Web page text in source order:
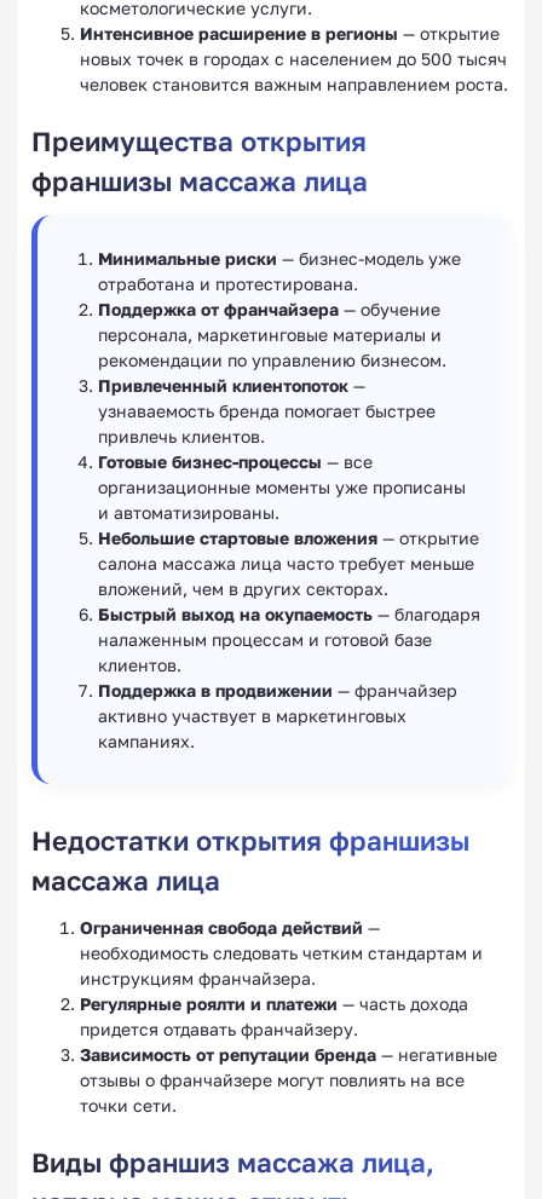
косметологические услуги.
Интенсивное расширение в регионы — открытие
новых точек в городах с населением до 500 тысяч
человек становится важным направлением роста.
Преимущества открытия
франшизы массажа лица
Минимальные риски — бизнес-модель уже
отработана и протестирована.
Поддержка от франчайзера — обучение
персонала, маркетинговые материалы и
рекомендации по управлению бизнесом.
Привлеченный клиентопоток —
узнаваемость бренда помогает быстрее
привлечь клиентов.
Готовые бизнес-процессы — все
организационные моменты уже прописаны
и автоматизированы.
Небольшие стартовые вложения — открытие
салона массажа лица часто требует меньше
вложений, чем в других секторах.
Быстрый выход на окупаемость — благодаря
налаженным процессам и готовой базе
клиентов.
Поддержка в продвижении — франчайзер
активно участвует в маркетинговых
кампаниях.
Недостатки открытия франшизы
массажа лица
Ограниченная свобода действий —
необходимость следовать четким стандартам и
инструкциям франчайзера.
Регулярные роялти и платежи — часть дохода
придется отдавать франчайзеру.
Зависимость от репутации бренда — негативные
отзывы о франчайзере могут повлиять на все
точки сети.
Виды франшиз массажа лица,